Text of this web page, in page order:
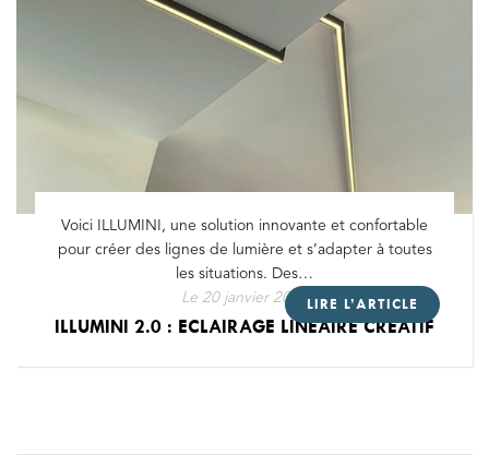
ILLUMINI 2.0 : ECLAIRAGE LINÉAIRE CRÉATIF
Le 20 janvier 2025
Voici ILLUMINI, une solution innovante et confortable
pour créer des lignes de lumière et s’adapter à toutes
les situations. Des…
LIRE L’ARTICLE